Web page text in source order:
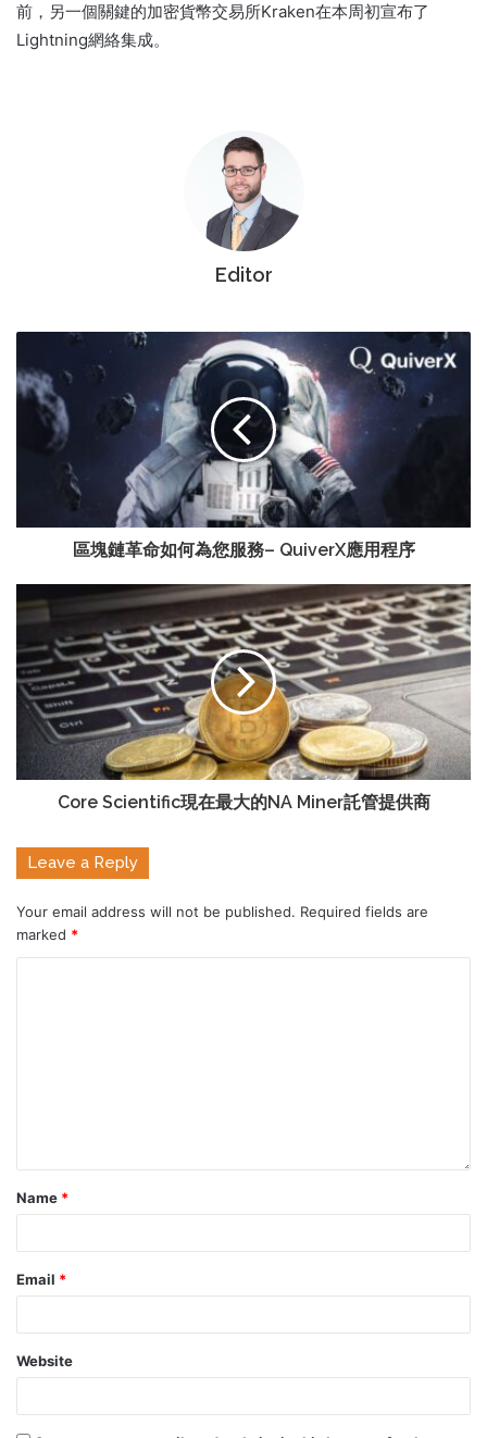
前，另一個關鍵的加密貨幣交易所Kraken在本周初宣布了
Lightning網絡集成。
Editor
區塊鏈革命如何為您服務– QuiverX應用程序
Core Scientific現在最大的NA Miner託管提供商
Leave a Reply
Your email address will not be published. Required fields are
marked *
Name *
Email *
Website